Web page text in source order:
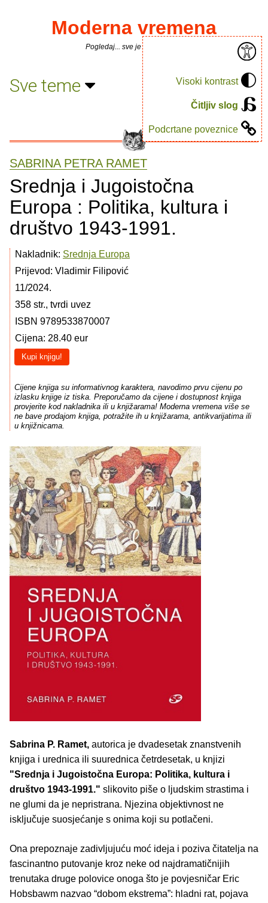
Visoki kontrast
Čitljiv slog
Podcrtane poveznice
Moderna vremena
Pogledaj... sve je puno knjiga.
Sve teme
SABRINA PETRA RAMET
Srednja i Jugoistočna
Europa : Politika, kultura i
društvo 1943-1991.
Nakladnik: Srednja Europa
Prijevod: Vladimir Filipović
11/2024.
358 str., tvrdi uvez
ISBN 9789533870007
Cijena: 28.40 eur
Kupi knjigu!
Cijene knjiga su informativnog karaktera, navodimo prvu cijenu po
izlasku knjige iz tiska. Preporučamo da cijene i dostupnost knjiga
provjerite kod nakladnika ili u knjižarama! Moderna vremena više se
ne bave prodajom knjiga, potražite ih u knjižarama, antikvarijatima ili
u knjižnicama.
Sabrina P. Ramet, autorica je dvadesetak znanstvenih
knjiga i urednica ili suurednica četrdesetak, u knjizi
"Srednja i Jugoistočna Europa: Politika, kultura i
društvo 1943-1991." slikovito piše o ljudskim strastima i
ne glumi da je nepristrana. Njezina objektivnost ne
isključuje suosjećanje s onima koji su potlačeni.
Ona prepoznaje zadivljujuću moć ideja i poziva čitatelja na
fascinantno putovanje kroz neke od najdramatičnijih
trenutaka druge polovice onoga što je povjesničar Eric
Hobsbawm nazvao “dobom ekstrema”: hladni rat, pojava